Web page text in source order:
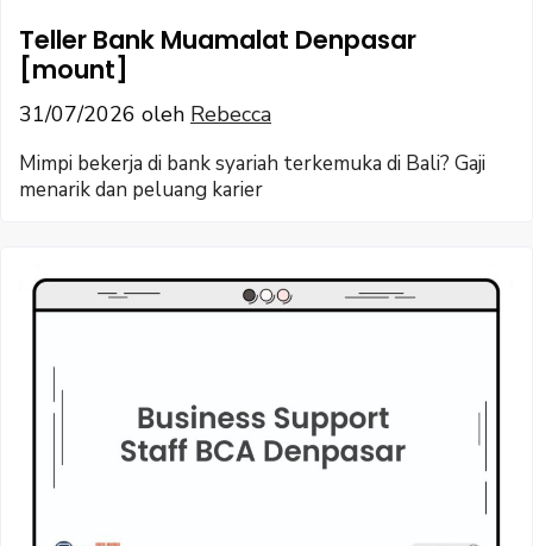
Teller Bank Muamalat Denpasar
[mount]
31/07/2026 oleh Rebecca
Mimpi bekerja di bank syariah terkemuka di Bali? Gaji
menarik dan peluang karier